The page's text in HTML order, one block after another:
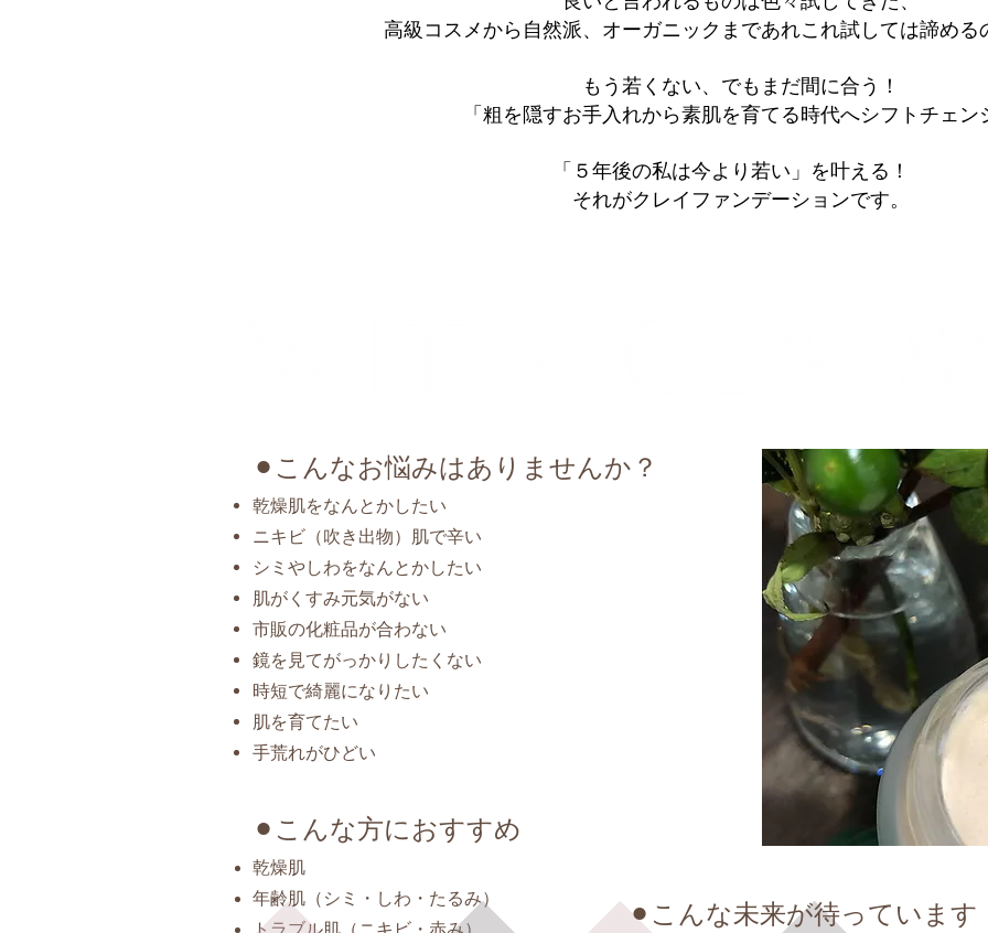
高級コスメから自然派、オーガニックまであれこれ試しては諦める
もう若くない、でもまだ間に合う！
「粗を隠すお手入れから素肌を育てる時代へシフトチェン
「５年後の私は今より若い」を叶える！
それがクレイファンデーションです。
⚫︎こんなお悩みはありませんか？
乾燥肌をなんとかしたい
ニキビ（吹き出物）肌で辛い
シミやしわをなんとかしたい
肌がくすみ元気がない
市販の化粧品が合わない
鏡を見てがっかりしたくない
時短で綺麗になりたい
肌を育てたい
手荒れがひどい
⚫︎こんな方におすすめ
乾燥肌
年齢肌（シミ・しわ・たるみ）
トラブル肌（ニキビ・赤み）
⚫︎こんな未来が待っています